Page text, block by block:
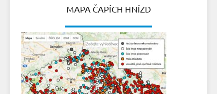
MAPA ČAPÍCH HNÍZD